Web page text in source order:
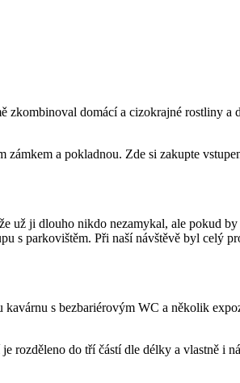
domácí a cizokrajné rostliny a
a pokladnou. Zde si zakupte
už ji dlouho nikdo nezamykal, ale pokud
s parkovištěm. Při naší návštěvě byl celý
s bezbariérovým WC a několik
rozděleno do tří částí dle délky a vlastně i